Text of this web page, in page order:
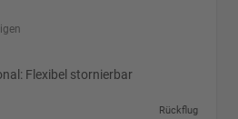
Flexibel stornierbar
Rückflug